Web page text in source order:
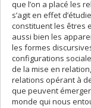
que l’on a placé les
s’agit en effet
constituent les êtres
aussi bien les
les formes
configurations
de la mise en
relations opérant à
que peuvent
monde qui nous